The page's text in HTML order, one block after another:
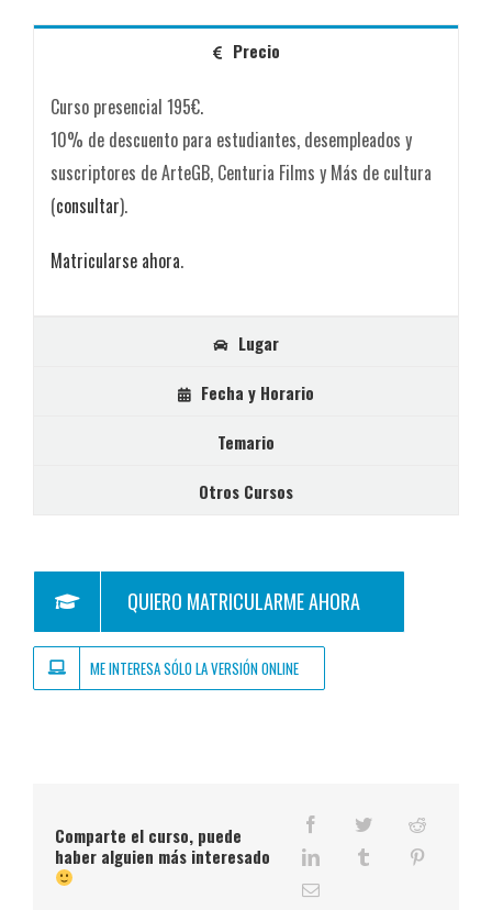
Precio
Curso presencial 195€.
10% de descuento para estudiantes, desempleados y
suscriptores de ArteGB, Centuria Films y Más de cultura
(consultar).
Matricularse ahora.
Lugar
Fecha y Horario
Temario
Otros Cursos
QUIERO MATRICULARME AHORA
ME INTERESA SÓLO LA VERSIÓN ONLINE
Comparte el curso, puede
haber alguien más interesado